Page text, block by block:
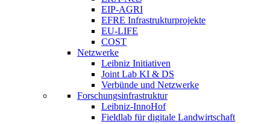
EIP-AGRI
EFRE Infrastrukturprojekte
EU-LIFE
COST
Netzwerke
Leibniz Initiativen
Joint Lab KI & DS
Verbünde und Netzwerke
Forschungsinfrastruktur
Leibniz-InnoHof
Fieldlab für digitale Landwirtschaft